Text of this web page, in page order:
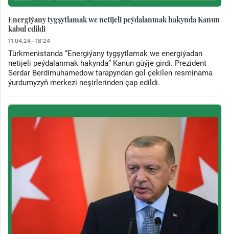
Energiýany tygşytlamak we netijeli peýdalanmak hakynda Kanun
kabul edildi
11.04.24 - 18:24
Türkmenistanda “Energiýany tygşytlamak we energiýadan
netijeli peýdalanmak hakynda” Kanun güýje girdi. Prezident
Serdar Berdimuhamedow tarapyndan gol çekilen resminama
ýurdumyzyň merkezi neşirlerinden çap edildi.